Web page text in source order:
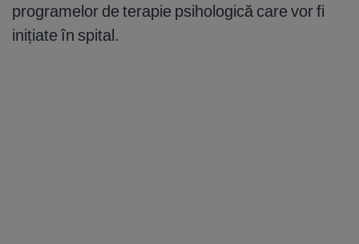
programelor de terapie psihologică care vor fi
inițiate în spital.